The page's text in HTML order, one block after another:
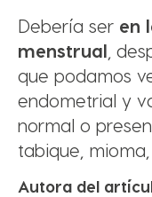
Debería ser en
menstrual ,
que podamos
endometrial y
normal o
tabique,
Autora del